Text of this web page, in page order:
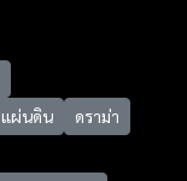
แผ่นดิน
ดราม่า